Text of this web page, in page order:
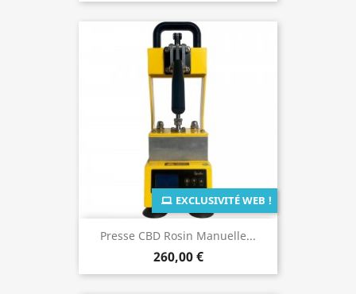
Presse CBD Rosin Manuelle...
260,00 €
EXCLUSIVITÉ WEB !